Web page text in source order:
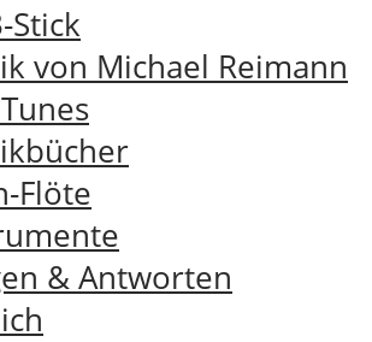
Stick
von Michael Reimann
Flöte
& Antworten